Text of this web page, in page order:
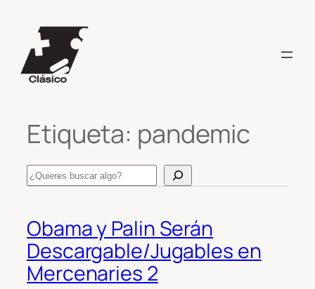
contenido
Etiqueta: pandemic
Search
Obama y Palin Serán
Descargable/Jugables en
Mercenaries 2